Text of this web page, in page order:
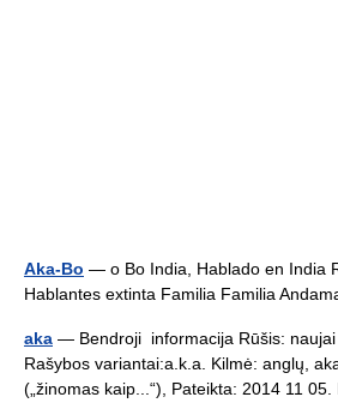
Aka-Bo — o Bo India, Hablado en India
Hablantes extinta Familia Familia
aka — Bendroji informacija Rūšis: naujai
Rašybos variantai:a.k.a. Kilmė: anglų,
(„žinomas kaip...“), Pateikta: 2014 11